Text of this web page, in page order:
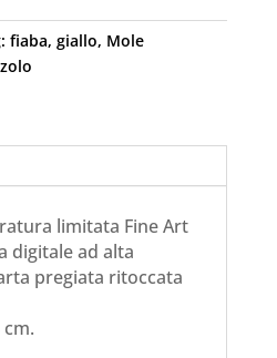
fiaba, giallo, Mole
limitata Fine Art
digitale ad alta
pregiata ritoccata